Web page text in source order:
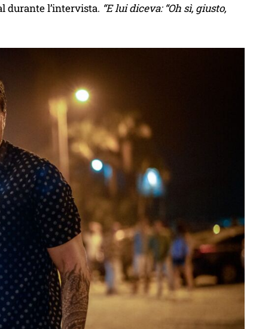
durante l’intervista. “E lui diceva: “Oh sì, giusto,